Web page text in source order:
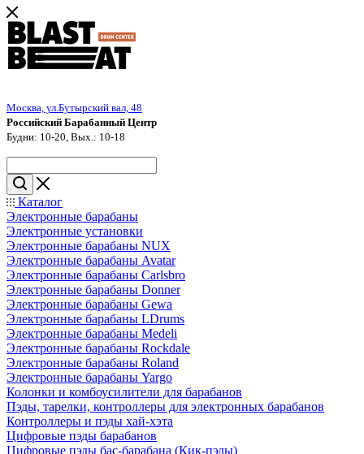
Москва, ул.Бутырский вал, 48
Российский Барабанный Центр
Будни: 10-20, Вых.: 10-18
Каталог
Электронные барабаны
Электронные установки
Электронные барабаны NUX
Электронные барабаны Avatar
Электронные барабаны Carlsbro
Электронные барабаны Donner
Электронные барабаны Gewa
Электронные барабаны LDrums
Электронные барабаны Medeli
Электронные барабаны Rockdale
Электронные барабаны Roland
Электронные барабаны Yargo
Колонки и комбоусилители для барабанов
Пэды, тарелки, контроллеры для электронных барабанов
Контроллеры и пэды хай-хэта
Цифровые пэды барабанов
Цифровые пэды бас-барабана (Кик-пэды)